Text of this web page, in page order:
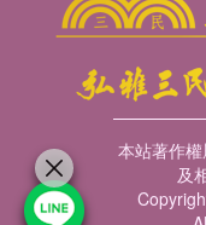
本站著作
及